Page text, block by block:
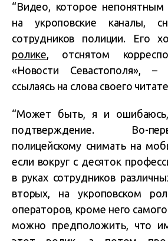
“Видео, которое
на укроповские каналы,
сотрудников полиции. Его
ролике, отснятом
«Новости Севастополя», –
ссылаясь на слова своего
“Может быть, я и
подтверждение. Во-
полицейскому снимать на
если вокруг с десяток
в руках сотрудников
вторых, на укроповском
операторов, кроме него
можно предположить, что